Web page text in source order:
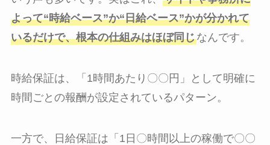
よって“時給ベース”か“日給ベース”かが分かれて
いるだけで、根本の仕組みはほぼ同じなんです。
時給保証は、「1時間あたり〇〇円」として明確に
時間ごとの報酬が設定されているパターン。
一方で、日給保証は「1日〇時間以上の稼働で〇〇